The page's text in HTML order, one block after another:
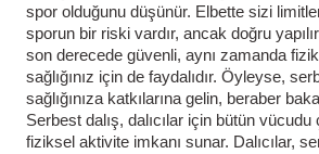
spor olduğunu düşünür. Elbette sizi
sporun bir riski vardır, ancak doğru
son derecede güvenli, aynı zamanda
sağlığınız için de faydalıdır. Öyleyse,
sağlığınıza katkılarına gelin, beraber
Serbest dalış, dalıcılar için bütün vücudu
fiziksel aktivite imkanı sunar. Dalıcılar,